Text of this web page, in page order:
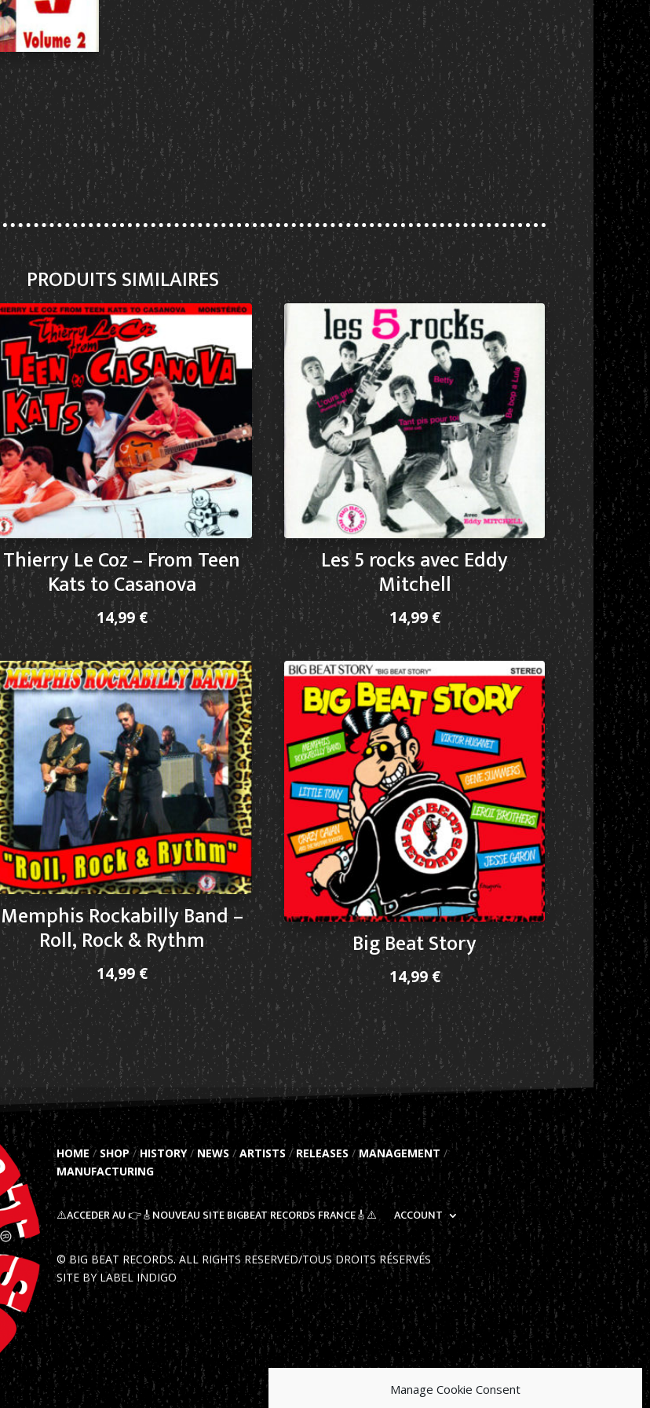
Manage Cookie Consent
PRODUITS SIMILAIRES
Thierry Le Coz – From Teen
Kats to Casanova
14,99€
Les 5 rocks avec Eddy
Mitchell
14,99€
Memphis Rockabilly Band –
Roll, Rock & Rythm
14,99€
Big Beat Story
14,99 €
HOME/ SHOP/HISTORY/NEWS /ARTISTS /RELEASES /MANAGEMENT /
MANUFACTURING
⚠️ACCEDER AU 👉🎸NOUVEAU SITE BIGBEAT RECORDS FRANCE🎸⚠️ ACCOUNT
© BIG BEAT RECORDS. ALL RIGHTS RESERVED/TOUS DROITS RÉSERVÉS
SITE BY LABEL INDIGO